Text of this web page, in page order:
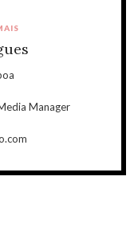
Manager